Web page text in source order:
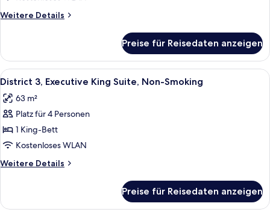
Poolblick
(District
anzeigen
Weitere Details
Weitere
Zimmer,
Nichtraucher,
Poolblick
3)
Preise für Reisedaten anzeigen
Alle
Fotos
für
District
3,
Executive
King
Suite,
Smoking
Ein Hotelzimmer mit einem großen
6
District 3, Executive King Suite, Non-Smoking
63 m²
Platz für 4 Personen
1 King-Bett
Kostenloses WLAN
Weitere Details
Weitere
3,
Preise für Reisedaten anzeigen